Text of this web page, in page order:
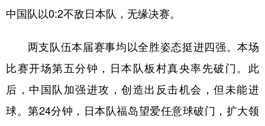
文化 书画 健康
访谈 视频 图片 政务
法律 中央文件 金融 汽车
食品 人居 信息化 数字经济
学术中国 乡村振兴 银龄 溯源中国
中国队以0:2不敌日本队，无缘决赛。
两支队伍本届赛事均以全胜姿态挺进四强。本场
比赛开场第五分钟，日本队板村真央率先破门。此
后，中国队加强进攻，创造出反击机会，但未能进
球。第24分钟，日本队福岛望爱任意球破门，扩大领